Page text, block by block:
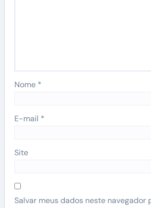
Nome *
E-mail *
Site
Salvar meus dados neste navegador